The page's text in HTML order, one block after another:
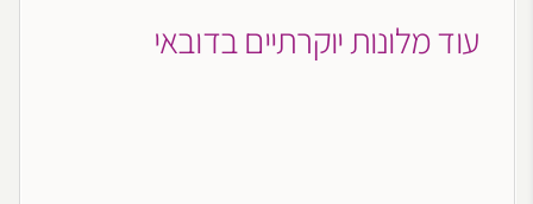
עוד מלונות יוקרתיים בדובאי